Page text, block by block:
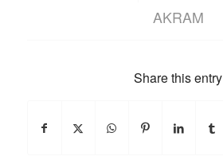
AKRAM
Share this entry